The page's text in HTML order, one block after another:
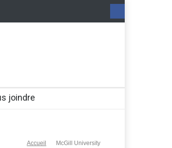
joindre
Accueil McGill University